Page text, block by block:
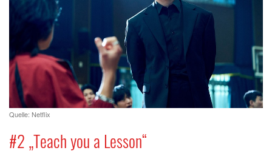
Quelle: Netflix
#2 „Teach you a Lesson“